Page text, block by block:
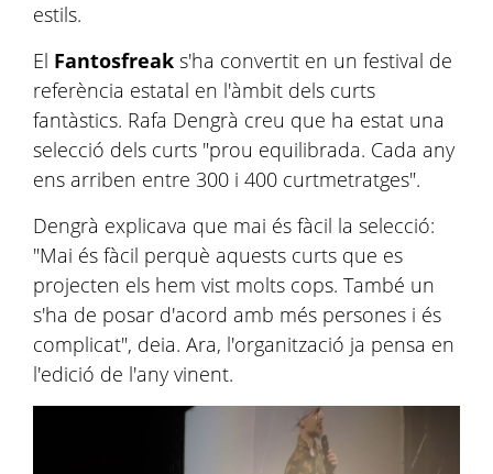
estils.
El Fantosfreak s'ha convertit en un festival de
referència estatal en l'àmbit dels curts
fantàstics. Rafa Dengrà creu que ha estat una
selecció dels curts "prou equilibrada. Cada any
ens arriben entre 300 i 400 curtmetratges".
Dengrà explicava que mai és fàcil la selecció:
"Mai és fàcil perquè aquests curts que es
projecten els hem vist molts cops. També un
s'ha de posar d'acord amb més persones i és
complicat", deia. Ara, l'organització ja pensa en
l'edició de l'any vinent.